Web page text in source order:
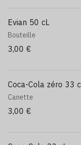
Evian 50 cL
Bouteille
3,00 €
Coca-Cola zéro 33
Canette
3,00 €